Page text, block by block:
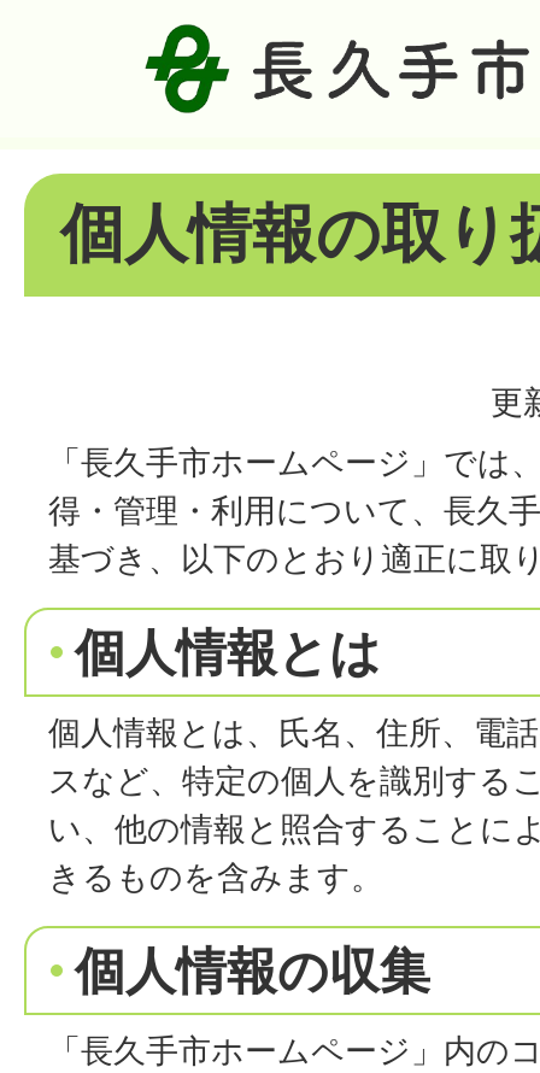
個人情報の取り
更
「長久手市ホームページ」では
得・管理・利用について、長久
基づき、以下のとおり適正に取
個人情報とは
個人情報とは、氏名、住所、電
スなど、特定の個人を識別する
い、他の情報と照合することに
きるものを含みます。
個人情報の収集
「長久手市ホームページ」内の